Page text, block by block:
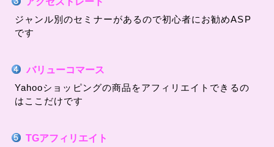
ジャンル別のセミナーがあるので初心者にお勧めASP
です
バリューコマース
Yahooショッピングの商品をアフィリエイトできるの
はここだけです
TGアフィリエイト